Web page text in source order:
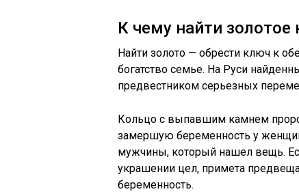
К чему найти золотое
Найти золото — обрести ключ к
богатство семье. На Руси
предвестником серьезных
Кольцо с выпавшим камнем
замершую беременность у
мужчины, который нашел вещь.
украшении цел, примета
беременность.